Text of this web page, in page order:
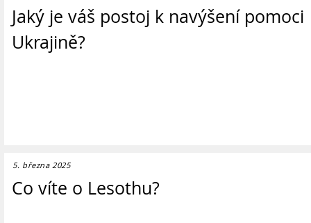
Jaký je váš postoj k navýšení pomoci
Ukrajině?
5. března 2025
Co víte o Lesothu?